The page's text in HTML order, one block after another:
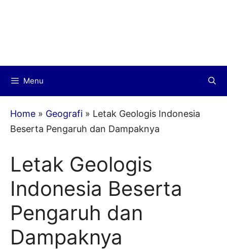
Menu
Home » Geografi » Letak Geologis Indonesia
Beserta Pengaruh dan Dampaknya
Letak Geologis
Indonesia Beserta
Pengaruh dan
Dampaknya